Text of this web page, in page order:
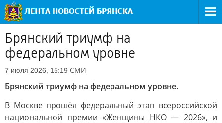
Брянский триумф на
федеральном уровне
7 июля 2026, 15:19 СМИ
Брянский триумф на федеральном уровне.
В Москве прошёл федеральный этап всероссийской
национальной премии «Женщины НКО — 2026», и